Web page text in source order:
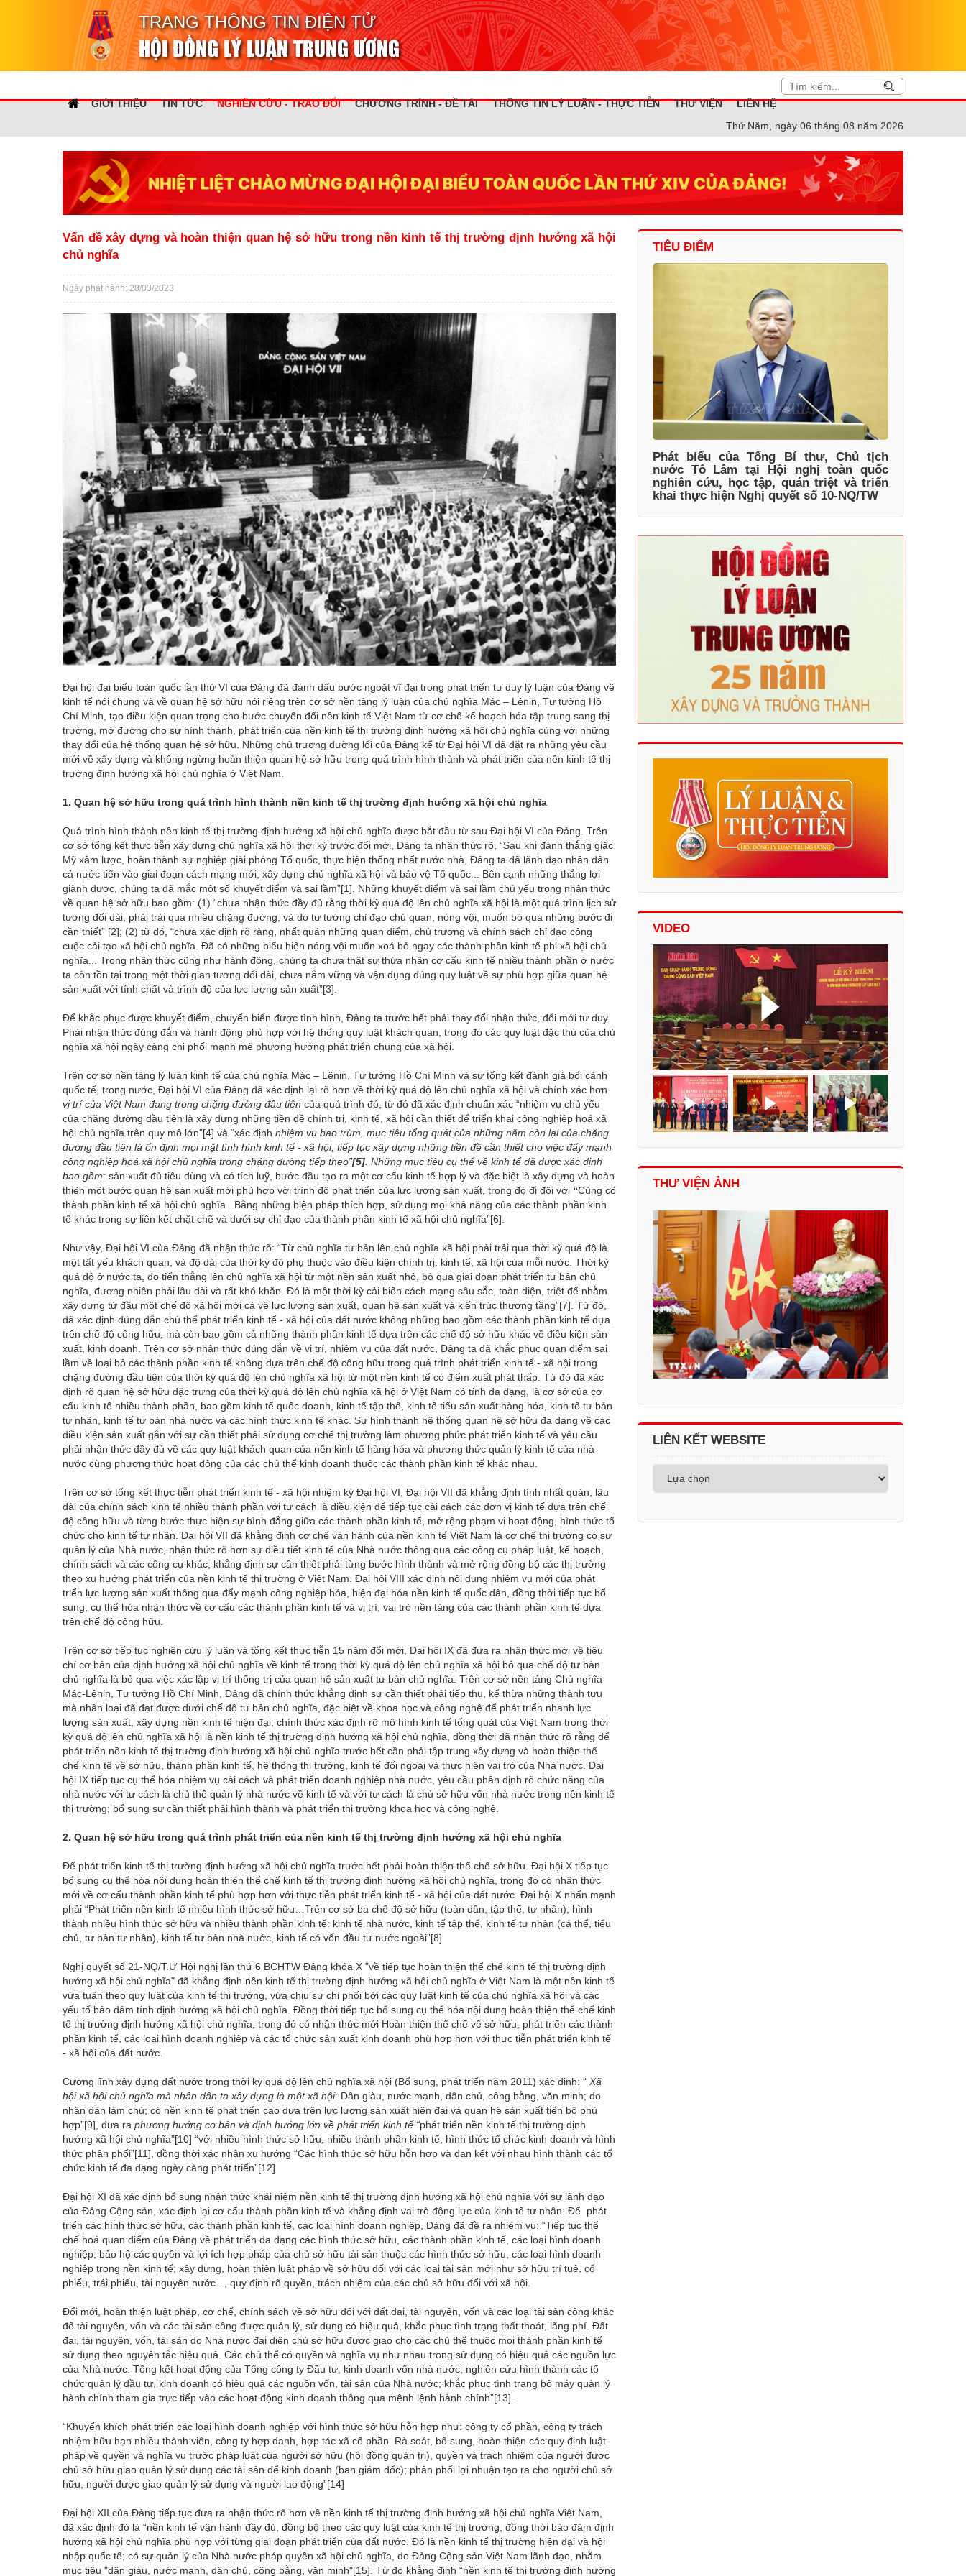
TRANG THÔNG TIN ĐIỆN TỬ
HỘI ĐỒNG LÝ LUẬN TRUNG ƯƠNG
GIỚI THIỆU TIN TỨC NGHIÊN CỨU - TRAO ĐỔI CHƯƠNG TRÌNH - ĐỀ TÀI THÔNG TIN LÝ LUẬN - THỰC TIỄN THƯ VIỆN
LIÊN HỆ
Thứ Năm, ngày 06 tháng 08 năm 2026
Vấn đề xây dựng và hoàn thiện quan hệ sở hữu trong nền kinh tế thị trường định hướng xã hội
chủ nghĩa
Ngày phát hành: 28/03/2023
Đại hội đại biểu toàn quốc lần thứ VI của Đảng đã đánh dấu bước ngoặt vĩ đại trong phát triển tư duy lý luận của Đảng về
kinh tế nói chung và về quan hệ sở hữu nói riêng trên cơ sở nền tảng lý luận của chủ nghĩa Mác – Lênin, Tư tưởng Hồ
Chí Minh, tạo điều kiện quan trọng cho bước chuyển đổi nền kinh tế Việt Nam từ cơ chế kế hoạch hóa tập trung sang thị
trường, mở đường cho sự hình thành, phát triển của nền kinh tế thị trường định hướng xã hội chủ nghĩa cùng với những
thay đổi của hệ thống quan hệ sở hữu. Những chủ trương đường lối của Đảng kể từ Đại hội VI đã đặt ra những yêu cầu
mới về xây dựng và không ngừng hoàn thiện quan hệ sở hữu trong quá trình hình thành và phát triển của nền kinh tế thị
trường định hướng xã hội chủ nghĩa ở Việt Nam.
1. Quan hệ sở hữu trong quá trình hình thành nền kinh tế thị trường định hướng xã hội chủ nghĩa
Quá trình hình thành nền kinh tế thị trường định hướng xã hội chủ nghĩa được bắt đầu từ sau Đại hội VI của Đảng. Trên
cơ sở tổng kết thực tiễn xây dựng chủ nghĩa xã hội thời kỳ trước đổi mới, Đảng ta nhận thức rõ, “Sau khi đánh thắng giặc
Mỹ xâm lược, hoàn thành sự nghiệp giải phóng Tổ quốc, thực hiện thống nhất nước nhà, Đảng ta đã lãnh đạo nhân dân
cả nước tiến vào giai đoạn cách mạng mới, xây dựng chủ nghĩa xã hội và bảo vệ Tổ quốc... Bên cạnh những thắng lợi
giành được, chúng ta đã mắc một số khuyết điểm và sai lầm”[1] . Những khuyết điểm và sai lầm chủ yếu trong nhận thức
về quan hệ sở hữu bao gồm: (1) “chưa nhận thức đầy đủ rằng thời kỳ quá độ lên chủ nghĩa xã hội là một quá trình lịch sử
tương đối dài, phải trải qua nhiều chặng đường, và do tư tưởng chỉ đạo chủ quan, nóng vội, muốn bỏ qua những bước đi
cần thiết” [2]; (2) từ đó, “chưa xác định rõ ràng, nhất quán những quan điểm, chủ trương và chính sách chỉ đạo công
cuộc cải tạo xã hội chủ nghĩa. Đã có những biểu hiện nóng vội muốn xoá bỏ ngay các thành phần kinh tế phi xã hội chủ
nghĩa... Trong nhận thức cũng như hành động, chúng ta chưa thật sự thừa nhận cơ cấu kinh tế nhiều thành phần ở nước
ta còn tồn tại trong một thời gian tương đối dài, chưa nắm vững và vận dụng đúng quy luật về sự phù hợp giữa quan hệ
sản xuất với tính chất và trình độ của lực lượng sản xuất”[3]
Để khắc phục được khuyết điểm, chuyển biến được tình hình, Đảng ta trước hết phải thay đổi nhận thức, đổi mới tư duy.
Phải nhận thức đúng đắn và hành động phù hợp với hệ thống quy luật khách quan, trong đó các quy luật đặc thù của chủ
nghĩa xã hội ngày càng chi phối mạnh mẽ phương hướng phát triển chung của xã hội.
Trên cơ sở nền tảng lý luận kinh tế của chủ nghĩa Mác – Lênin, Tư tưởng Hồ Chí Minh và sự tổng kết đánh giá bối cảnh
quốc tế, trong nước, Đại hội VI của Đảng đã xác định lại rõ hơn về thời kỳ quá độ lên chủ nghĩa xã hội và chính xác hơn
vị trí của Việt Nam đang trong chặng đường đầu tiên của quá trình đó, từ đó đã xác định chuẩn xác “nhiệm vụ chủ yếu
của chặng đường đầu tiên là xây dựng những tiền đề chính trị, kinh tế, xã hội cần thiết để triển khai công nghiệp hoá xã
hội chủ nghĩa trên quy mô lớn”[4] và “xác định nhiệm vụ bao trùm, mục tiêu tổng quát của những năm còn lại của chặng
đường đầu tiên là ổn định mọi mặt tình hình kinh tế - xã hội, tiếp tục xây dựng những tiền đề cần thiết cho việc đẩy mạnh
công nghiệp hoá xã hội chủ nghĩa trong chặng đường tiếp theo”[5] . Những mục tiêu cụ thể về kinh tế đã được xác định
bao gồm: sản xuất đủ tiêu dùng và có tích luỹ, bước đầu tạo ra một cơ cấu kinh tế hợp lý và đặc biệt là xây dựng và hoàn
thiện một bước quan hệ sản xuất mới phù hợp với trình độ phát triển của lực lượng sản xuất, trong đó đi đôi với “Củng cố
thành phần kinh tế xã hội chủ nghĩa...Bằng những biện pháp thích hợp, sử dụng mọi khả năng của các thành phần kinh
tế khác trong sự liên kết chặt chẽ và dưới sự chỉ đạo của thành phần kinh tế xã hội chủ nghĩa”[6]
Như vậy, Đại hội VI của Đảng đã nhận thức rõ: “Từ chủ nghĩa tư bản lên chủ nghĩa xã hội phải trải qua thời kỳ quá độ là
một tất yếu khách quan, và độ dài của thời kỳ đó phụ thuộc vào điều kiện chính trị, kinh tế, xã hội của mỗi nước. Thời kỳ
quá độ ở nước ta, do tiến thẳng lên chủ nghĩa xã hội từ một nền sản xuất nhỏ, bỏ qua giai đoạn phát triển tư bản chủ
nghĩa, đương nhiên phải lâu dài và rất khó khăn. Đó là một thời kỳ cải biến cách mạng sâu sắc, toàn diện, triệt để nhằm
xây dựng từ đầu một chế độ xã hội mới cả về lực lượng sản xuất, quan hệ sản xuất và kiến trúc thượng tầng”[7] . Từ đó,
đã xác định đúng đắn chủ thể phát triển kinh tế - xã hội của đất nước không những bao gồm các thành phần kinh tế dựa
trên chế độ công hữu, mà còn bao gồm cả những thành phần kinh tế dựa trên các chế độ sở hữu khác về điều kiện sản
xuất, kinh doanh. Trên cơ sở nhận thức đúng đắn về vị trí, nhiệm vụ của đất nước, Đảng ta đã khắc phục quan điểm sai
lầm về loại bỏ các thành phần kinh tế không dựa trên chế độ công hữu trong quá trình phát triển kinh tế - xã hội trong
chặng đường đầu tiên của thời kỳ quá độ lên chủ nghĩa xã hội từ một nền kinh tế có điểm xuất phát thấp. Từ đó đã xác
định rõ quan hệ sở hữu đặc trưng của thời kỳ quá độ lên chủ nghĩa xã hội ở Việt Nam có tính đa dạng, là cơ sở của cơ
cấu kinh tế nhiều thành phần, bao gồm kinh tế quốc doanh, kinh tế tập thể, kinh tế tiểu sản xuất hàng hóa, kinh tế tư bản
tư nhân, kinh tế tư bản nhà nước và các hình thức kinh tế khác. Sự hình thành hệ thống quan hệ sở hữu đa dạng về các
điều kiện sản xuất gắn với sự cần thiết phải sử dụng cơ chế thị trường làm phương phức phát triển kinh tế và yêu cầu
phải nhận thức đầy đủ về các quy luật khách quan của nền kinh tế hàng hóa và phương thức quản lý kinh tế của nhà
nước cùng phương thức hoạt động của các chủ thể kinh doanh thuộc các thành phần kinh tế khác nhau.
Trên cơ sở tổng kết thực tiễn phát triển kinh tế - xã hội nhiệm kỳ Đại hội VI, Đại hội VII đã khẳng định tính nhất quán, lâu
dài của chính sách kinh tế nhiều thành phần với tư cách là điều kiện để tiếp tục cải cách các đơn vị kinh tế dựa trên chế
độ công hữu và từng bước thực hiện sự bình đẳng giữa các thành phần kinh tế, mở rộng phạm vi hoạt động, hình thức tổ
chức cho kinh tế tư nhân. Đại hội VII đã khẳng định cơ chế vận hành của nền kinh tế Việt Nam là cơ chế thị trường có sự
quản lý của Nhà nước, nhận thức rõ hơn sự điều tiết kinh tế của Nhà nước thông qua các công cụ pháp luật, kế hoạch,
chính sách và các công cụ khác; khẳng định sự cần thiết phải từng bước hình thành và mở rộng đồng bộ các thị trường
theo xu hướng phát triển của nền kinh tế thị trường ở Việt Nam. Đại hội VIII xác định nội dung nhiệm vụ mới của phát
triển lực lượng sản xuất thông qua đẩy mạnh công nghiệp hóa, hiện đại hóa nền kinh tế quốc dân, đồng thời tiếp tục bổ
sung, cụ thể hóa nhận thức về cơ cấu các thành phần kinh tế và vị trí, vai trò nền tảng của các thành phần kinh tế dựa
trên chế độ công hữu.
Trên cơ sở tiếp tục nghiên cứu lý luận và tổng kết thực tiễn 15 năm đổi mới, Đại hội IX đã đưa ra nhận thức mới về tiêu
chí cơ bản của định hướng xã hội chủ nghĩa về kinh tế trong thời kỳ quá độ lên chủ nghĩa xã hội bỏ qua chế độ tư bản
chủ nghĩa là bỏ qua việc xác lập vị trí thống trị của quan hệ sản xuất tư bản chủ nghĩa. Trên cơ sở nền tảng Chủ nghĩa
Mác-Lênin, Tư tưởng Hồ Chí Minh, Đảng đã chính thức khẳng định sự cần thiết phải tiếp thu, kế thừa những thành tựu
mà nhân loại đã đạt được dưới chế độ tư bản chủ nghĩa, đặc biệt về khoa học và công nghệ để phát triển nhanh lực
lượng sản xuất, xây dựng nền kinh tế hiện đại; chính thức xác định rõ mô hình kinh tế tổng quát của Việt Nam trong thời
kỳ quá độ lên chủ nghĩa xã hội là nền kinh tế thị trường định hướng xã hội chủ nghĩa, đồng thời đã nhận thức rõ rằng để
phát triển nền kinh tế thị trường định hướng xã hội chủ nghĩa trước hết cần phải tập trung xây dựng và hoàn thiện thể
chế kinh tế về sở hữu, thành phần kinh tế, hệ thống thị trường, kinh tế đối ngoại và thực hiện vai trò của Nhà nước. Đại
hội IX tiếp tục cụ thể hóa nhiệm vụ cải cách và phát triển doanh nghiệp nhà nước, yêu cầu phân định rõ chức năng của
nhà nước với tư cách là chủ thể quản lý nhà nước về kinh tế và với tư cách là chủ sở hữu vốn nhà nước trong nền kinh tế
thị trường; bổ sung sự cần thiết phải hình thành và phát triển thị trường khoa học và công nghệ.
2. Quan hệ sở hữu trong quá trình phát triển của nền kinh tế thị trường định hướng xã hội chủ nghĩa
Để phát triển kinh tế thị trường định hướng xã hội chủ nghĩa trước hết phải hoàn thiện thể chế sở hữu. Đại hội X tiếp tục
bổ sung cụ thể hóa nội dung hoàn thiện thể chế kinh tế thị trường định hướng xã hội chủ nghĩa, trong đó có nhận thức
mới về cơ cấu thành phần kinh tế phù hợp hơn với thực tiễn phát triển kinh tế - xã hội của đất nước. Đại hội X nhấn mạnh
phải “Phát triển nền kinh tế nhiều hình thức sở hữu…Trên cơ sở ba chế độ sở hữu (toàn dân, tập thể, tư nhân), hình
thành nhiều hình thức sở hữu và nhiều thành phần kinh tế: kinh tế nhà nước, kinh tế tập thể, kinh tế tư nhân (cá thể, tiểu
chủ, tư bản tư nhân), kinh tế tư bản nhà nước, kinh tế có vốn đầu tư nước ngoài”[8]
Nghị quyết số 21-NQ/T.Ư Hội nghị lần thứ 6 BCHTW Đảng khóa X "về tiếp tục hoàn thiện thể chế kinh tế thị trường định
hướng xã hội chủ nghĩa" đã khẳng định nền kinh tế thị trường định hướng xã hội chủ nghĩa ở Việt Nam là một nền kinh tế
vừa tuân theo quy luật của kinh tế thị trường, vừa chịu sự chi phối bởi các quy luật kinh tế của chủ nghĩa xã hội và các
yếu tố bảo đảm tính định hướng xã hội chủ nghĩa. Đồng thời tiếp tục bổ sung cụ thể hóa nội dung hoàn thiện thể chế kinh
tế thị trường định hướng xã hội chủ nghĩa, trong đó có nhận thức mới Hoàn thiện thể chế về sở hữu, phát triển các thành
phần kinh tế, các loại hình doanh nghiệp và các tổ chức sản xuất kinh doanh phù hợp hơn với thực tiễn phát triển kinh tế
- xã hội của đất nước.
Cương lĩnh xây dựng đất nước trong thời kỳ quá độ lên chủ nghĩa xã hội (Bổ sung, phát triển năm 2011) xác đinh: “ Xã
hội xã hội chủ nghĩa mà nhân dân ta xây dựng là một xã hội: Dân giàu, nước mạnh, dân chủ, công bằng, văn minh; do
nhân dân làm chủ; có nền kinh tế phát triển cao dựa trên lực lượng sản xuất hiện đại và quan hệ sản xuất tiến bộ phù
hợp”[9] , đưa ra phương hướng cơ bản và định hướng lớn về phát triển kinh tế “phát triển nền kinh tế thị trường định
hướng xã hội chủ nghĩa”[10] “với nhiều hình thức sở hữu, nhiều thành phần kinh tế, hình thức tổ chức kinh doanh và hình
thức phân phối”[11] , đồng thời xác nhận xu hướng “Các hình thức sở hữu hỗn hợp và đan kết với nhau hình thành các tổ
chức kinh tế đa dạng ngày càng phát triển”[12]
Đại hội XI đã xác định bổ sung nhận thức khái niệm nền kinh tế thị trường định hướng xã hội chủ nghĩa với sự lãnh đạo
của Đảng Cộng sản, xác định lại cơ cấu thành phần kinh tế và khẳng định vai trò động lực của kinh tế tư nhân. Để phát
triển các hình thức sở hữu, các thành phần kinh tế, các loại hình doanh nghiệp, Đảng đã đề ra nhiệm vụ: “Tiếp tục thể
chế hoá quan điểm của Đảng về phát triển đa dạng các hình thức sở hữu, các thành phần kinh tế, các loại hình doanh
nghiệp; bảo hộ các quyền và lợi ích hợp pháp của chủ sở hữu tài sản thuộc các hình thức sở hữu, các loại hình doanh
nghiệp trong nền kinh tế; xây dựng, hoàn thiện luật pháp về sở hữu đối với các loại tài sản mới như sở hữu trí tuệ, cổ
phiếu, trái phiếu, tài nguyên nước..., quy định rõ quyền, trách nhiệm của các chủ sở hữu đối với xã hội.
Đổi mới, hoàn thiện luật pháp, cơ chế, chính sách về sở hữu đối với đất đai, tài nguyên, vốn và các loại tài sản công khác
để tài nguyên, vốn và các tài sản công được quản lý, sử dụng có hiệu quả, khắc phục tình trạng thất thoát, lãng phí. Đất
đai, tài nguyên, vốn, tài sản do Nhà nước đại diện chủ sở hữu được giao cho các chủ thể thuộc mọi thành phần kinh tế
sử dụng theo nguyên tắc hiệu quả. Các chủ thể có quyền và nghĩa vụ như nhau trong sử dụng có hiệu quả các nguồn lực
của Nhà nước. Tổng kết hoạt động của Tổng công ty Đầu tư, kinh doanh vốn nhà nước; nghiên cứu hình thành các tổ
chức quản lý đầu tư, kinh doanh có hiệu quả các nguồn vốn, tài sản của Nhà nước; khắc phục tình trạng bộ máy quản lý
hành chính tham gia trực tiếp vào các hoạt động kinh doanh thông qua mệnh lệnh hành chính”[13]
“Khuyến khích phát triển các loại hình doanh nghiệp với hình thức sở hữu hỗn hợp như: công ty cổ phần, công ty trách
nhiệm hữu hạn nhiều thành viên, công ty hợp danh, hợp tác xã cổ phần. Rà soát, bổ sung, hoàn thiện các quy định luật
pháp về quyền và nghĩa vụ trước pháp luật của người sở hữu (hội đồng quản trị), quyền và trách nhiệm của người được
chủ sở hữu giao quản lý sử dụng các tài sản để kinh doanh (ban giám đốc); phân phối lợi nhuận tạo ra cho người chủ sở
hữu, người được giao quản lý sử dụng và người lao động”[14]
Đại hội XII của Đảng tiếp tục đưa ra nhận thức rõ hơn về nền kinh tế thị trường định hướng xã hội chủ nghĩa Việt Nam,
đã xác định đó là “nền kinh tế vận hành đầy đủ, đồng bộ theo các quy luật của kinh tế thị trường, đồng thời bảo đảm định
hướng xã hội chủ nghĩa phù hợp với từng giai đoạn phát triển của đất nước. Đó là nền kinh tế thị trường hiện đại và hội
nhập quốc tế; có sự quản lý của Nhà nước pháp quyền xã hội chủ nghĩa, do Đảng Cộng sản Việt Nam lãnh đạo, nhằm
mục tiêu "dân giàu, nước mạnh, dân chủ, công bằng, văn minh"[15] . Từ đó khẳng định “nền kinh tế thị trường định hướng
TIÊU ĐIỂM
Phát biểu của Tổng Bí thư, Chủ tịch
nước Tô Lâm tại Hội nghị toàn quốc
nghiên cứu, học tập, quán triệt và triển
khai thực hiện Nghị quyết số 10-NQ/TW
VIDEO
THƯ VIỆN ẢNH
LIÊN KẾT WEBSITE